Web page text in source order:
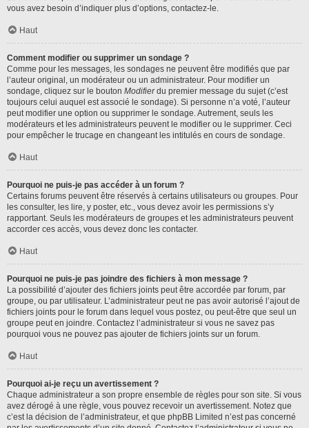
vous avez besoin d’indiquer plus d’options, contactez-le.
Haut
Comment modifier ou supprimer un sondage ?
Comme pour les messages, les sondages ne peuvent être modifiés que par
l’auteur original, un modérateur ou un administrateur. Pour modifier un
sondage, cliquez sur le bouton Modifierdu premier message du sujet (c’est
toujours celui auquel est associé le sondage). Si personne n’a voté, l’auteur
peut modifier une option ou supprimer le sondage. Autrement, seuls les
modérateurs et les administrateurs peuvent le modifier ou le supprimer. Ceci
pour empêcher le trucage en changeant les intitulés en cours de sondage.
Haut
Pourquoi ne puis-je pas accéder à un forum ?
Certains forums peuvent être réservés à certains utilisateurs ou groupes. Pour
les consulter, les lire, y poster, etc., vous devez avoir les permissions s’y
rapportant. Seuls les modérateurs de groupes et les administrateurs peuvent
accorder ces accès, vous devez donc les contacter.
Haut
Pourquoi ne puis-je pas joindre des fichiers à mon message ?
La possibilité d’ajouter des fichiers joints peut être accordée par forum, par
groupe, ou par utilisateur. L’administrateur peut ne pas avoir autorisé l’ajout de
fichiers joints pour le forum dans lequel vous postez, ou peut-être que seul un
groupe peut en joindre. Contactez l’administrateur si vous ne savez pas
pourquoi vous ne pouvez pas ajouter de fichiers joints sur un forum.
Haut
Pourquoi ai-je reçu un avertissement ?
Chaque administrateur a son propre ensemble de règles pour son site. Si vous
avez dérogé à une règle, vous pouvez recevoir un avertissement. Notez que
c’est la décision de l’administrateur, et que phpBB Limited n’est pas concerné